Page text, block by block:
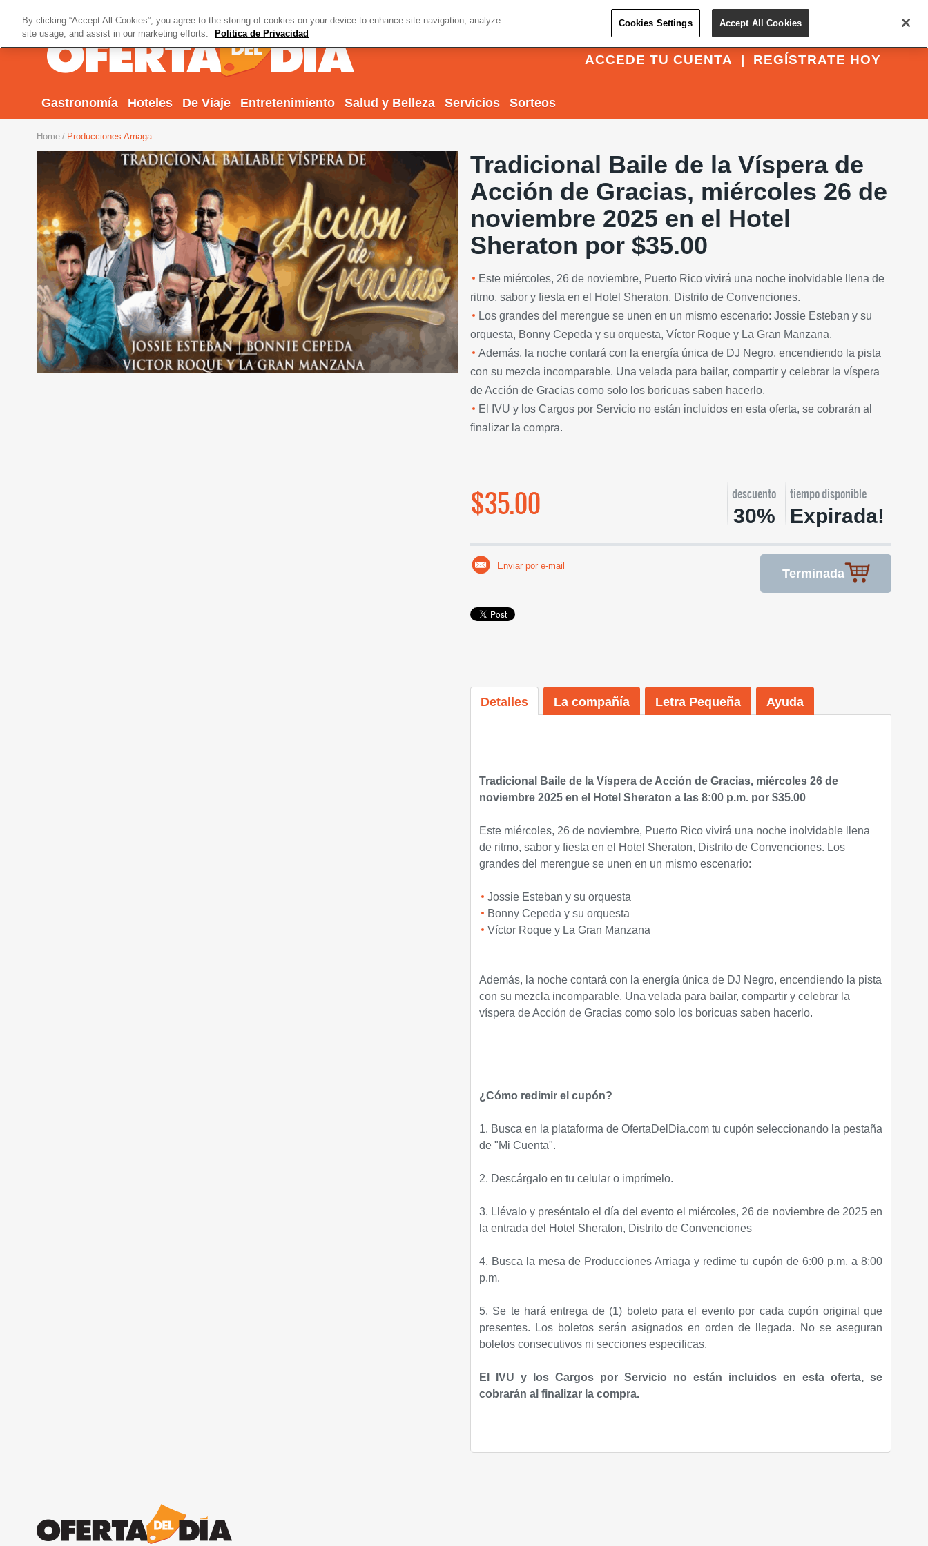
REGÍSTRATE HOY
ACCEDE TU CUENTA
Gastronomía Hoteles De Viaje Entretenimiento Salud y Belleza Servicios Sorteos
Home Producciones Arriaga
Tradicional Baile de la Víspera de
Acción de Gracias, miércoles 26 de
noviembre 2025 en el Hotel
Sheraton por $35.00
Este miércoles, 26 de noviembre, Puerto Rico vivirá una noche inolvidable llena de
ritmo, sabor y fiesta en el Hotel Sheraton, Distrito de Convenciones.
Los grandes del merengue se unen en un mismo escenario: Jossie Esteban y su
orquesta, Bonny Cepeda y su orquesta, Víctor Roque y La Gran Manzana.
Además, la noche contará con la energía única de DJ Negro, encendiendo la pista
con su mezcla incomparable. Una velada para bailar, compartir y celebrar la víspera
de Acción de Gracias como solo los boricuas saben hacerlo.
El IVU y los Cargos por Servicio no están incluidos en esta oferta, se cobrarán al
finalizar la compra.
$35.00 descuento
30%
tiempo disponible
Expirada!
Terminada
Enviar por e-mail
Detalles La compañía Letra Pequeña Ayuda
Tradicional Baile de la Víspera de Acción de Gracias, miércoles 26 de
noviembre 2025 en el Hotel Sheraton a las 8:00 p.m. por $35.00
Este miércoles, 26 de noviembre, Puerto Rico vivirá una noche inolvidable llena
de ritmo, sabor y fiesta en el Hotel Sheraton, Distrito de Convenciones. Los
grandes del merengue se unen en un mismo escenario:
Jossie Esteban y su orquesta
Bonny Cepeda y su orquesta
Víctor Roque y La Gran Manzana
Además, la noche contará con la energía única de DJ Negro, encendiendo la pista
con su mezcla incomparable. Una velada para bailar, compartir y celebrar la
víspera de Acción de Gracias como solo los boricuas saben hacerlo.
¿Cómo redimir el cupón?
1. Busca en la plataforma de OfertaDelDia.com tu cupón seleccionando la pestaña
de "Mi Cuenta".
2. Descárgalo en tu celular o imprímelo.
3. Llévalo y preséntalo el día del evento el miércoles, 26 de noviembre de 2025 en
la entrada del Hotel Sheraton, Distrito de Convenciones
4. Busca la mesa de Producciones Arriaga y redime tu cupón de 6:00 p.m. a 8:00
p.m.
5. Se te hará entrega de (1) boleto para el evento por cada cupón original que
presentes. Los boletos serán asignados en orden de llegada. No se aseguran
boletos consecutivos ni secciones especificas.
El IVU y los Cargos por Servicio no están incluidos en esta oferta, se
cobrarán al finalizar la compra.
By clicking “Accept All Cookies”, you agree to the storing of cookies on your device to enhance site navigation, analyze
site usage, and assist in our marketing efforts.
Politica de Privacidad
Cookies Settings Accept All Cookies